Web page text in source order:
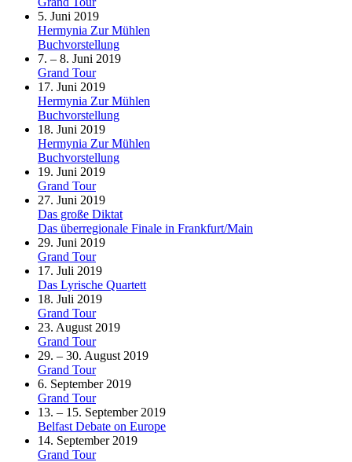
5. Juni 2019
Hermynia Zur Mühlen
Buchvorstellung
7. – 8. Juni 2019
Grand Tour
17. Juni 2019
Hermynia Zur Mühlen
Buchvorstellung
18. Juni 2019
Hermynia Zur Mühlen
Buchvorstellung
19. Juni 2019
Grand Tour
27. Juni 2019
Das große Diktat
Das überregionale Finale in Frankfurt/Main
29. Juni 2019
Grand Tour
17. Juli 2019
Das Lyrische Quartett
18. Juli 2019
Grand Tour
23. August 2019
Grand Tour
29. – 30. August 2019
Grand Tour
6. September 2019
Grand Tour
13. – 15. September 2019
Belfast Debate on Europe
14. September 2019
Grand Tour